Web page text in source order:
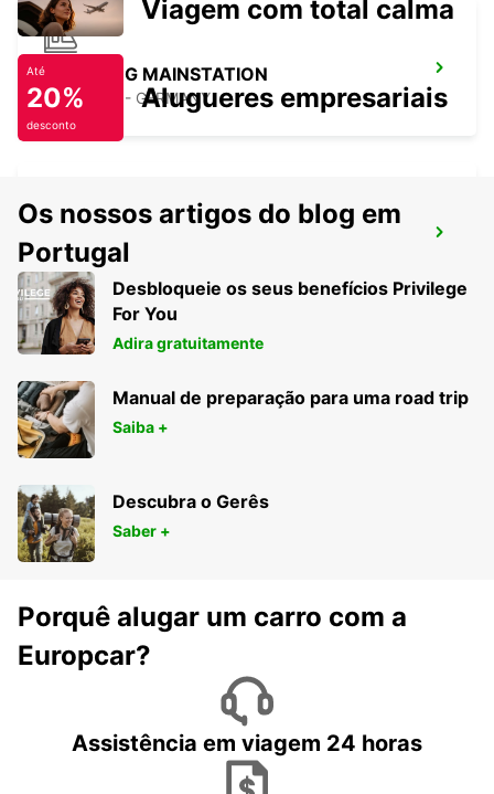
HAMBURG MAINSTATION
HAMBURG - GERMANY
HAMBURGO HAMMERBROOK
HAMBURG - GERMANY
Viagem com total calma
Até
20%
desconto
Alugueres empresariais
Os nossos artigos do blog em
Portugal
Desbloqueie os seus benefícios Privilege
For You
Adira gratuitamente
Manual de preparação para uma road trip
Saiba +
Descubra o Gerês
Saber +
Porquê alugar um carro com a
Europcar?
Assistência em viagem 24 horas